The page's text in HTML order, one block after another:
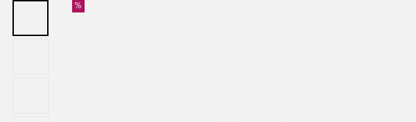
%